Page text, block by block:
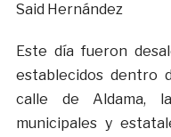
Said Hernández
Este día fueron
establecidos dentro
calle de Aldama,
municipales y